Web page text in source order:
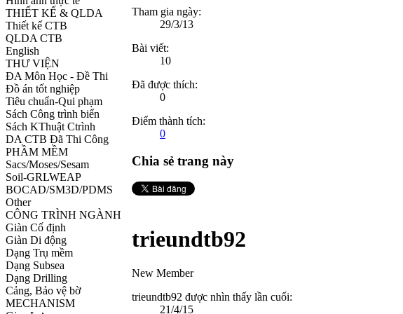
THIẾT KẾ & QLDA
Thiết kế CTB
QLDA CTB
English
THƯ VIỆN
ĐA Môn Học - Đề Thi
Đồ án tốt nghiệp
Tiêu chuẩn-Qui phạm
Sách Công trình biển
Sách KThuật Ctrình
DA CTB Đã Thi Công
PHẦM MỀM
Sacs/Moses/Sesam
Soil-GRLWEAP
BOCAD/SM3D/PDMS
Other
CÔNG TRÌNH NGÀNH
Giàn Cố định
Giàn Di động
Dạng Trụ mềm
Dạng Subsea
Dạng Drilling
Cảng, Bảo vệ bờ
MECHANISM
Tham gia ngày:
29/3/13
Bài viết:
10
Đã được thích:
0
Điểm thành tích:
0
Chia sẻ trang này
trieundtb92
New Member
trieundtb92 được nhìn thấy lần cuối:
21/4/15